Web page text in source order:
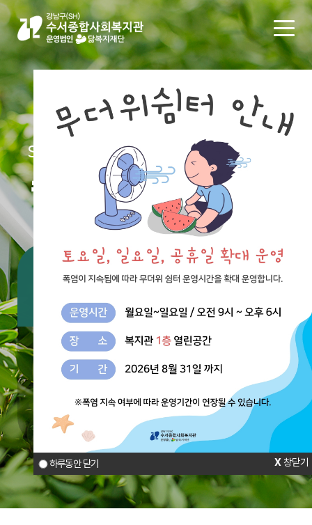
SUSEO SOCIAL WELFARE CENTER
수서종합사회복지관
통합검색
주요사업 수서다함께키움센터
수서아동가족상담터
하루동안 닫기 창닫기